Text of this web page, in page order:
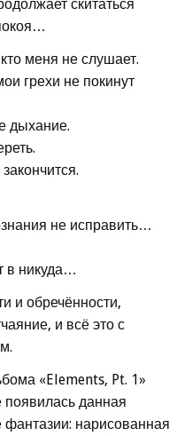
скитаться
меня не слушает.
грехи не покинут
дыхание.
не исправить…
в никуда…
и обречённости,
и всё это с
«Elements, Pt. 1»
появилась данная
фантазии: нарисованная